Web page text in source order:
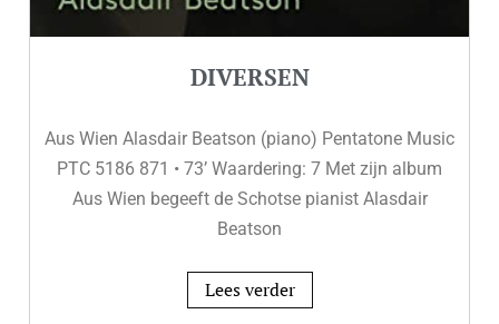
DIVERSEN
Aus Wien Alasdair Beatson (piano) Pentatone Music
PTC 5186 871 • 73’ Waardering: 7 Met zijn album
Aus Wien begeeft de Schotse pianist Alasdair
Beatson
Lees verder